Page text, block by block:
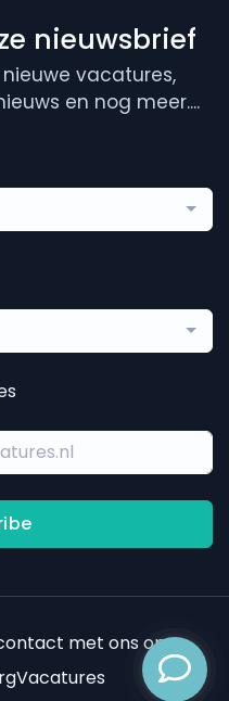
nieuwsbrief
vacatures,
en nog meer....
met ons op